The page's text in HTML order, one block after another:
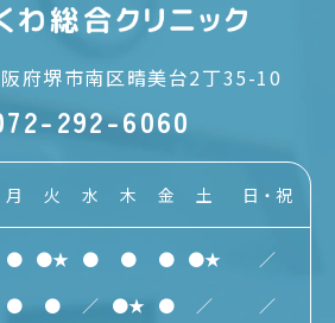
府堺市南区晴美台2丁35-10
292-6060
月 火 水 木 金 土 日・祝
● ●★ ● ● ● ●★
／
● ● ／ ●★ ● ／ ／